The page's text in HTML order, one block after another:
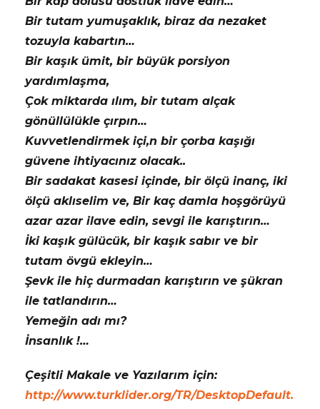
Bir tutam yumuşaklık, biraz da nezaket
tozuyla kabartın…
Bir kaşık ümit, bir büyük porsiyon
yardımlaşma,
Çok miktarda ılım, bir tutam alçak
gönüllülükle çırpın…
Kuvvetlendirmek içi,n bir çorba kaşığı
güvene ihtiyacınız olacak..
Bir sadakat kasesi içinde, bir ölçü inanç, iki
ölçü aklıselim ve, Bir kaç damla hoşgörüyü
azar azar ilave edin, sevgi ile karıştırın…
İki kaşık gülücük, bir kaşık sabır ve bir
tutam övgü ekleyin…
Şevk ile hiç durmadan karıştırın ve şükran
ile tatlandırın…
Yemeğin adı mı?
İnsanlık !…
Çeşitli Makale ve Yazılarım için:
http://www.turklider.org/TR/DesktopDefault.